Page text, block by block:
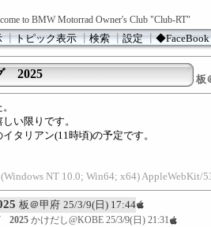
to BMW Motorrad Owner's Club "Club-RT"
┃トピック表示┃検索┃設定┃◆FaceBook
2025 板
い限りです。
タリアン(11時頃)の予定です。
NT 10.0; Win64; x64) AppleWebKit/
板＠甲府 25/3/9(日) 17:44
2025 かけだし@KOBE 25/3/9(日) 21:31